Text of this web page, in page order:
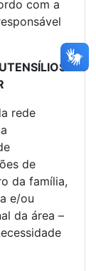
com a
rede
de
da família,
e/ou
da área –